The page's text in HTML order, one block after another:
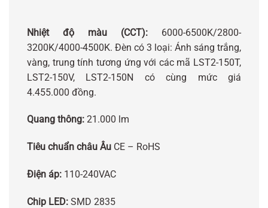
Nhiệt độ màu (CCT): 6000-6500K/2800-
3200K/4000-4500K. Đèn có 3 loại: Ánh sáng trắng,
vàng, trung tính tương ứng với các mã LST2-150T,
LST2-150V, LST2-150N có cùng mức giá
4.455.000 đồng.
Quang thông: 21.000 lm
Tiêu chuẩn châu Âu CE – RoHS
Điện áp: 110-240VAC
Chip LED: SMD 2835